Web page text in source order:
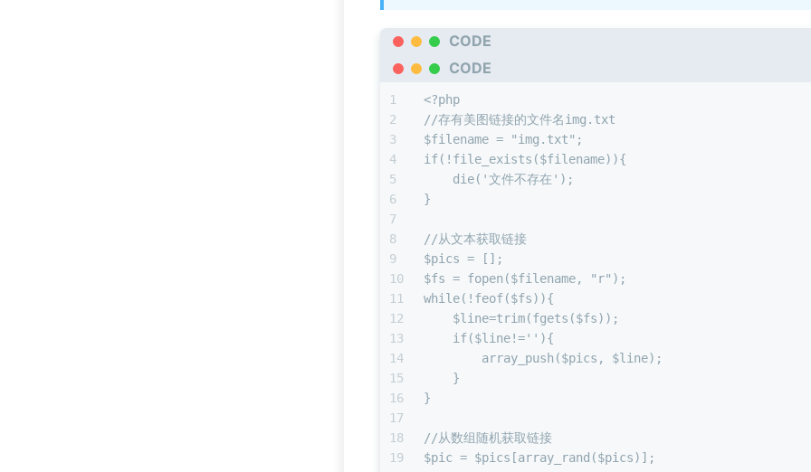
CODE
CODE
<?php
//存有美图链接的文件名img.txt
$filename = "img.txt";
if(!file_exists($filename)){
    die('文件不存在');
}
//从文本获取链接
$pics = [];
$fs = fopen($filename, "r");
while(!feof($fs)){
    $line=trim(fgets($fs));
    if($line!=''){
        array_push($pics, $line);
    }
}
//从数组随机获取链接
$pic = $pics[array_rand($pics)];